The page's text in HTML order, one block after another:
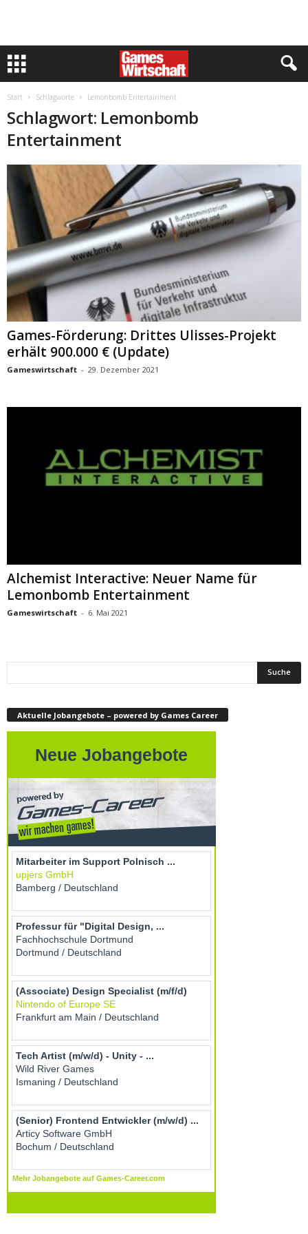
Start Schlagworte Lemonbomb Entertainment
Schlagwort: Lemonbomb
Entertainment
Games-Förderung: Drittes Ulisses-Projekt
erhält 900.000 € (Update)
Gameswirtschaft - 29. Dezember 2021
Alchemist Interactive: Neuer Name für
Lemonbomb Entertainment
Gameswirtschaft - 6. Mai 2021
Aktuelle Jobangebote – powered by Games Career